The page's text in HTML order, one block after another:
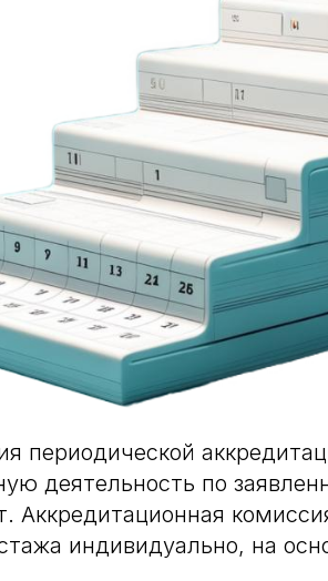
периодической
деятельность по
Аккредитационная
индивидуально, на